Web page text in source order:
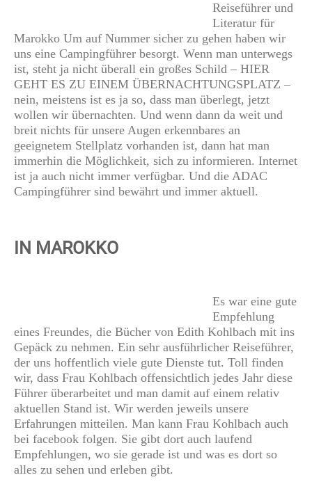
Reiseführer und
Literatur für
Marokko Um auf Nummer sicher zu gehen haben wir
uns eine Campingführer besorgt. Wenn man unterwegs
ist, steht ja nicht überall ein großes Schild – HIER
GEHT ES ZU EINEM ÜBERNACHTUNGSPLATZ –
nein, meistens ist es ja so, dass man überlegt, jetzt
wollen wir übernachten. Und wenn dann da weit und
breit nichts für unsere Augen erkennbares an
geeignetem Stellplatz vorhanden ist, dann hat man
immerhin die Möglichkeit, sich zu informieren. Internet
ist ja auch nicht immer verfügbar. Und die ADAC
Campingführer sind bewährt und immer aktuell.
IN MAROKKO
Es war eine gute
Empfehlung
eines Freundes, die Bücher von Edith Kohlbach mit ins
Gepäck zu nehmen. Ein sehr ausführlicher Reiseführer,
der uns hoffentlich viele gute Dienste tut. Toll finden
wir, dass Frau Kohlbach offensichtlich jedes Jahr diese
Führer überarbeitet und man damit auf einem relativ
aktuellen Stand ist. Wir werden jeweils unsere
Erfahrungen mitteilen. Man kann Frau Kohlbach auch
bei facebook folgen. Sie gibt dort auch laufend
Empfehlungen, wo sie gerade ist und was es dort so
alles zu sehen und erleben gibt.